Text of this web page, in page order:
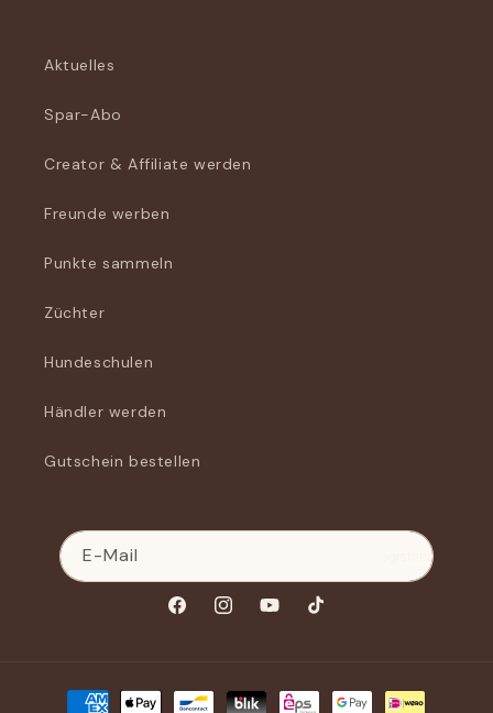
Aktuelles
Spar-Abo
Creator & Affiliate werden
Freunde werben
Punkte sammeln
Züchter
Hundeschulen
Händler werden
Gutschein bestellen
E-Mail Registrieren
FacebookInstagramYouTubeTikTok
Zahlungsmethoden